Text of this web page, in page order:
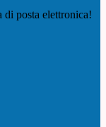
di posta elettronica!